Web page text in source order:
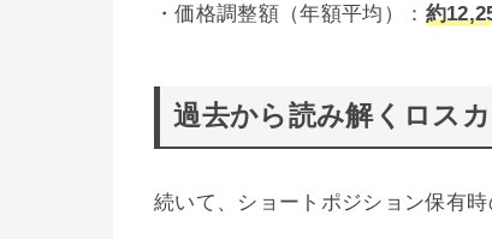
・価格調整額（年額平均）： 約
過去から読み解くロス
続いて、ショートポジション保有